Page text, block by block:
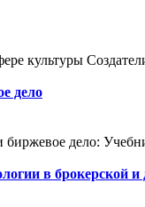
культуры
дело
биржевое дело:
в брокерской и